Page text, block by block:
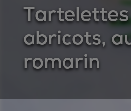
abricots,
romarin